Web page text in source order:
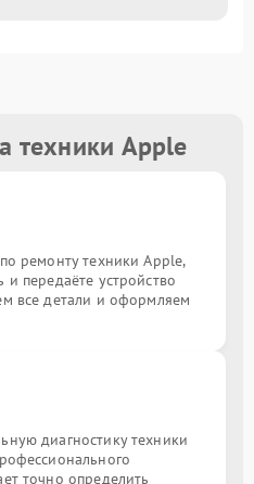
техники Apple
ремонту техники Apple,
и передаёте устройство
все детали и оформляем
диагностику техники
точно определить